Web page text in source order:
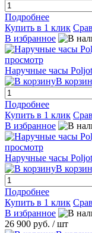
Подробнее
Купить в 1 клик
В избранное
просмотр
Наручные часы
В
Подробнее
Купить в 1 клик
В избранное
просмотр
Наручные часы
В
Подробнее
Купить в 1 клик
В избранное
26 900 руб. / шт